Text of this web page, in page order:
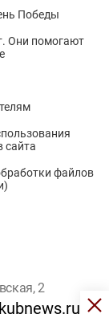
Победы
Они помогают
сайта
файлов
2